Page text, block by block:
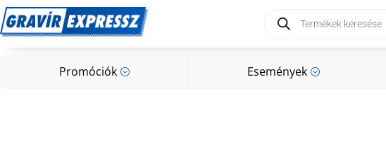
search
Promóciók ; Események ;
Promóciók; Események